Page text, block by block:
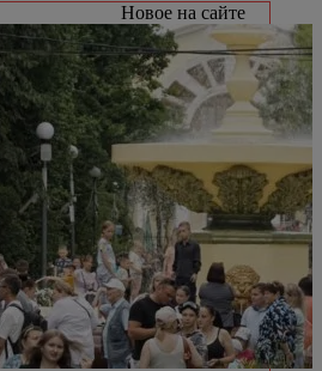
Новое на сайте